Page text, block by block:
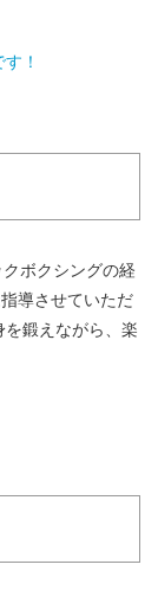
！
ボクシングの経
導させていただ
を鍛えながら、楽